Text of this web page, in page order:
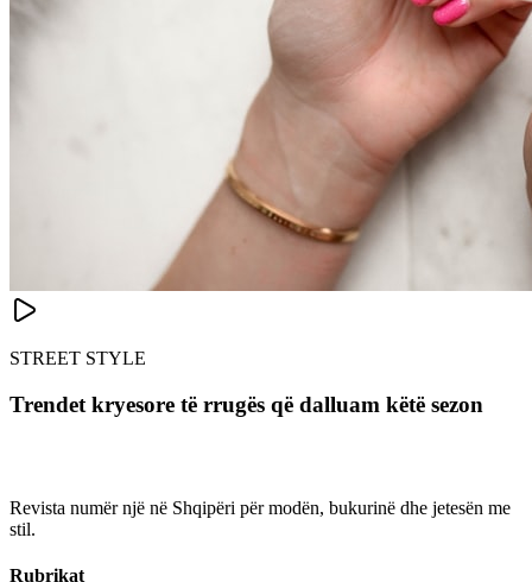
STREET STYLE
Trendet kryesore të rrugës që dalluam këtë sezon
Revista numër një në Shqipëri për modën, bukurinë dhe jetesën me
stil.
Rubrikat